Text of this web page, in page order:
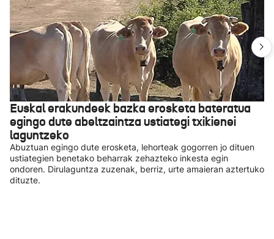
Euskal erakundeek bazka erosketa bateratua
egingo dute abeltzaintza ustiategi txikienei
laguntzeko
Abuztuan egingo dute erosketa, lehorteak gogorren jo dituen
ustiategien benetako beharrak zehazteko inkesta egin
ondoren. Dirulaguntza zuzenak, berriz, urte amaieran aztertuko
dituzte.